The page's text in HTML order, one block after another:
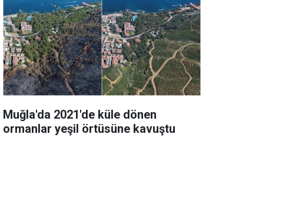
Muğla'da 2021'de küle dönen
ormanlar yeşil örtüsüne kavuştu